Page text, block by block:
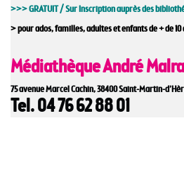
>>> GRATUIT / Sur Inscription auprès des
> pour ados, familles, adultes et enfants de + de
Médiathèque André
75 avenue Marcel Cachin, 38400 Saint-Martin-
Tel. 04 76 62 88 01